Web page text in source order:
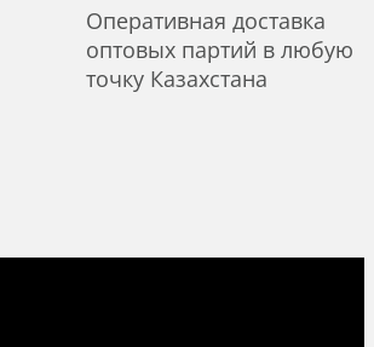
Оперативная доставка
оптовых партий в любую
точку Казахстана